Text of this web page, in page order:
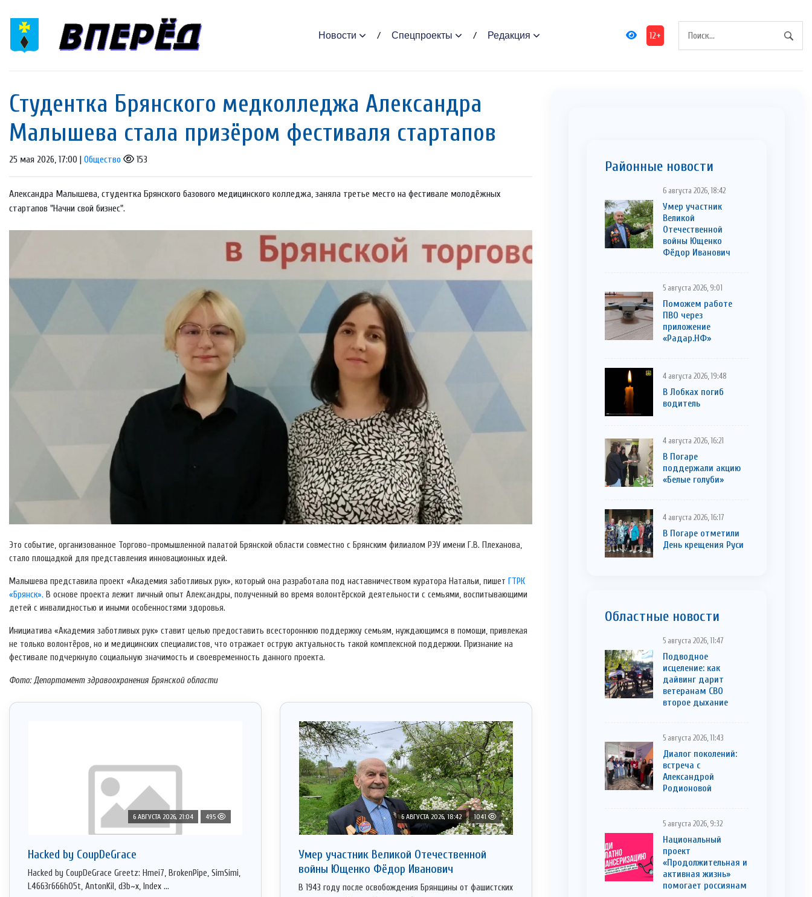
Новости Спецпроекты Редакция 12+
Студентка Брянского медколледжа Александра
Малышева стала призёром фестиваля стартапов
25 мая 2026, 17:00 | Общество 153
Александра Малышева, студентка Брянского базового медицинского колледжа, заняла третье место на фестивале молодёжных
стартапов "Начни свой бизнес".
Это событие, организованное Торгово-промышленной палатой Брянской области совместно с Брянским филиалом РЭУ имени Г.В. Плеханова,
стало площадкой для представления инновационных идей.
Малышева представила проект «Академия заботливых рук», который она разработала под наставничеством куратора Натальи, пишет ГТРК
«Брянск». В основе проекта лежит личный опыт Александры, полученный во время волонтёрской деятельности с семьями, воспитывающими
детей с инвалидностью и иными особенностями здоровья.
Инициатива «Академия заботливых рук» ставит целью предоставить всестороннюю поддержку семьям, нуждающимся в помощи, привлекая
не только волонтёров, но и медицинских специалистов, что отражает острую актуальность такой комплексной поддержки. Признание на
фестивале подчеркнуло социальную значимость и своевременность данного проекта.
Фото: Департамент здравоохранения Брянской области
6 АВГУСТА 2026, 21:04 495
Hacked by CoupDeGrace
Hacked by CoupDeGrace Greetz: Hmei7, BrokenPipe, SimSimi,
L4663r666h05t, AntonKil, d3b~x, Index ...
6 АВГУСТА 2026, 18:42 1041
Умер участник Великой Отечественной
войны Ющенко Фёдор Иванович
В 1943 году после освобождения Брянщины от фашистских
Районные новости
6 августа 2026, 18:42
Умер участник
Великой
Отечественной
войны Ющенко
Фёдор Иванович
5 августа 2026, 9:01
Поможем работе
ПВО через
приложение
«Радар.НФ»
4 августа 2026, 19:48
В Лобках погиб
водитель
4 августа 2026, 16:21
В Погаре
поддержали акцию
«Белые голуби»
4 августа 2026, 16:17
В Погаре отметили
День крещения Руси
Областные новости
5 августа 2026, 11:47
Подводное
исцеление: как
дайвинг дарит
ветеранам СВО
второе дыхание
5 августа 2026, 11:43
Диалог поколений:
встреча с
Александрой
Родионовой
5 августа 2026, 9:32
Национальный
проект
«Продолжительная и
активная жизнь»
помогает россиянам